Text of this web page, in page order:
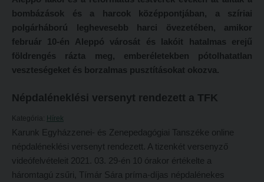
Gyakorlati képzés
KUTATÁS
Kari kutatócsoportok
Tehetséggondozás
Tudományos diákköri tevékenység
Kari kutatási pályázatok
Kari kiadványok
FELVÉTELIZŐKNEK
Nagykőrösi képzési hely
Budapesti képzési hely
Marosvásárhelyi képzési hely
Kecskeméti képzési hely
Kari kutatócsoportok
Tehetséggondozás
bombázások és a harcok középpontjában, a szíriai
polgárháború leghevesebb harci övezetében, amikor
február 10-én Aleppó városát és lakóit hatalmas erejű
földrengés rázta meg, emberéletekben pótolhatatlan
veszteségeket és borzalmas pusztításokat okozva.
Népdaléneklési versenyt rendezett a TFK
Kategória: Hírek
Karunk Egyházzenei- és Zenepedagógiai Tanszéke online
népdaléneklési versenyt rendezett. A tizenkét versenyző
videófelvételeit 2021. 03. 29-én 10 órakor értékelte a
háromtagú zsűri, Tímár Sára príma-díjas népdalénekes